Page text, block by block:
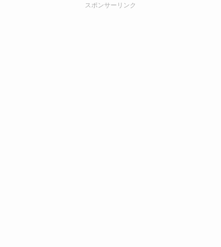
スポンサーリンク